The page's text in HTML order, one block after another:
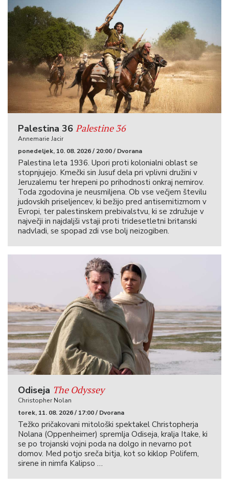
Palestina 36 Palestine 36
Annemarie Jacir
ponedeljek, 10. 08. 2026 / 20:00 / Dvorana
Palestina leta 1936. Upori proti kolonialni oblast se
stopnjujejo. Kmečki sin Jusuf dela pri vplivni družini v
Jeruzalemu ter hrepeni po prihodnosti onkraj nemirov.
Toda zgodovina je neusmiljena. Ob vse večjem številu
judovskih priseljencev, ki bežijo pred antisemitizmom v
Evropi, ter palestinskem prebivalstvu, ki se združuje v
največji in najdaljši vstaji proti tridesetletni britanski
nadvladi, se spopad zdi vse bolj neizogiben.
Odiseja The Odyssey
Christopher Nolan
torek, 11. 08. 2026 / 17:00 / Dvorana
Težko pričakovani mitološki spektakel Christopherja
Nolana (Oppenheimer) spremlja Odiseja, kralja Itake, ki
se po trojanski vojni poda na dolgo in nevarno pot
domov. Med potjo sreča bitja, kot so kiklop Polifem,
sirene in nimfa Kalipso …